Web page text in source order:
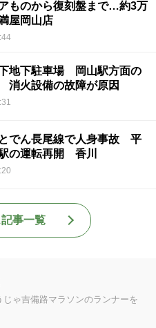
ものから復刻盤まで…約3万
屋岡山店
地下駐車場 岡山駅方面の
消火設備の故障が原因
とでん長尾線で人身事故 平
の運転再開 香川
事一覧
ゃ吉備路マラソンのランナーを